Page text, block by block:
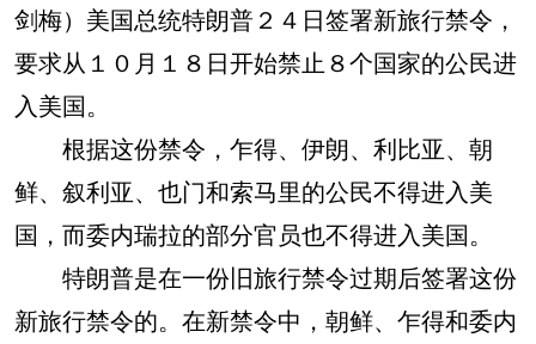
剑梅）美国总统特朗普２４日签署新旅行禁令，
要求从１０月１８日开始禁止８个国家的公民进
入美国。
根据这份禁令，乍得、伊朗、利比亚、朝
鲜、叙利亚、也门和索马里的公民不得进入美
国，而委内瑞拉的部分官员也不得进入美国。
特朗普是在一份旧旅行禁令过期后签署这份
新旅行禁令的。在新禁令中，朝鲜、乍得和委内